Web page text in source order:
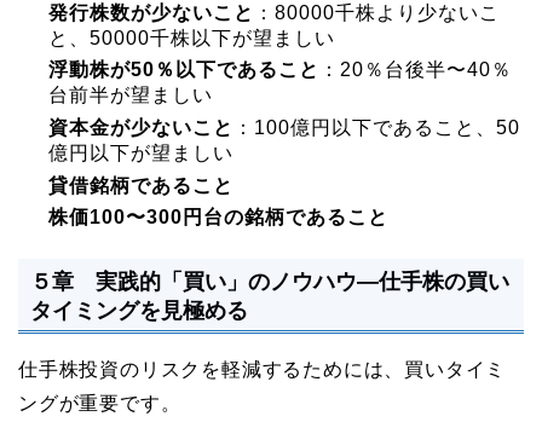
発行株数が少ないこと ：80000千株より少ないこ
と、50000千株以下が望ましい
浮動株が50％以下であること ：20％台後半〜40％
台前半が望ましい
資本金が少ないこと ：100億円以下であること、50
億円以下が望ましい
貸借銘柄であること
株価100〜300円台の銘柄であること
５章 実践的「買い」のノウハウ―仕手株の買い
タイミングを見極める
仕手株投資のリスクを軽減するためには、買いタイミ
ングが重要です。